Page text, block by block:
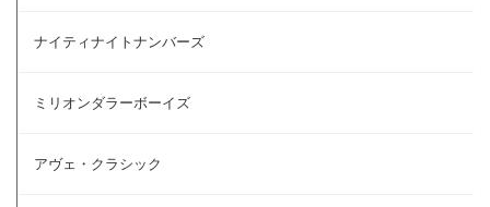
ナイティナイトナンバーズ
ミリオンダラーボーイズ
アヴェ・クラシック